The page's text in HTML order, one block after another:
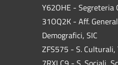
Y62OHE - Segreteria
31OQ2K - Aff.
Demografici, SIC
ZFS575 - S.